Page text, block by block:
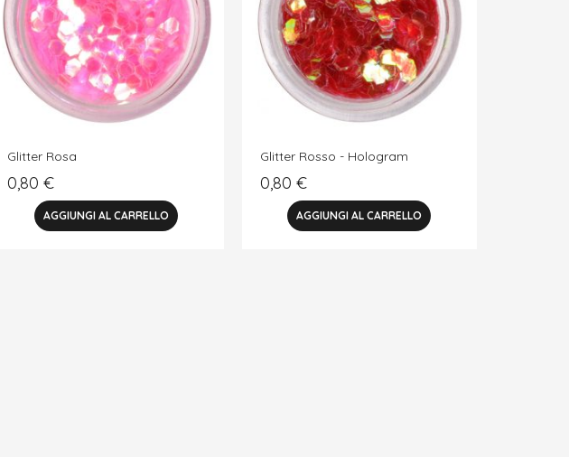
Glitter Rosa
0,80 €
Glitter Rosso - Hologram
0,80 €